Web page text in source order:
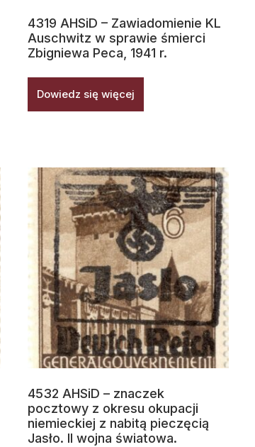
4319 AHSiD – Zawiadomienie KL
Auschwitz w sprawie śmierci
Zbigniewa Peca, 1941 r.
Dowiedz się więcej
4532 AHSiD – znaczek
pocztowy z okresu okupacji
niemieckiej z nabitą pieczęcią
Jasło. II wojna światowa.